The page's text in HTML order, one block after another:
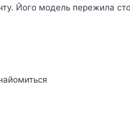
Його модель пережила